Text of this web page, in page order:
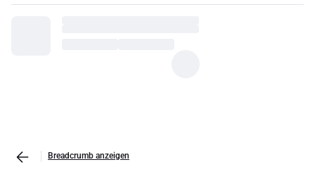
Breadcrumb anzeigen